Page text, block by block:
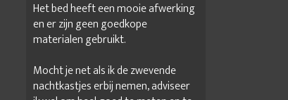
Werkplek inrichten kantoor
inrichten
Het bed heeft een mooie afwerking
en er zijn geen goedkope
materialen gebruikt.
Mocht je net als ik de zwevende
nachtkastjes erbij nemen, adviseer